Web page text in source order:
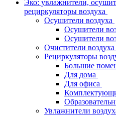
Эко: увлажнители,
рециркуляторы воздуха
Осушители воздуха
Осушители
Осушители
Очистители воздуха
Рециркуляторы
Большие
Для дома
Для офиса
Увлажнители